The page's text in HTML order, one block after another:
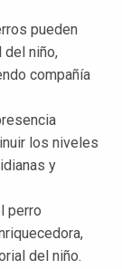
pueden
del niño,
compañía
los niveles
y
perro
del niño.